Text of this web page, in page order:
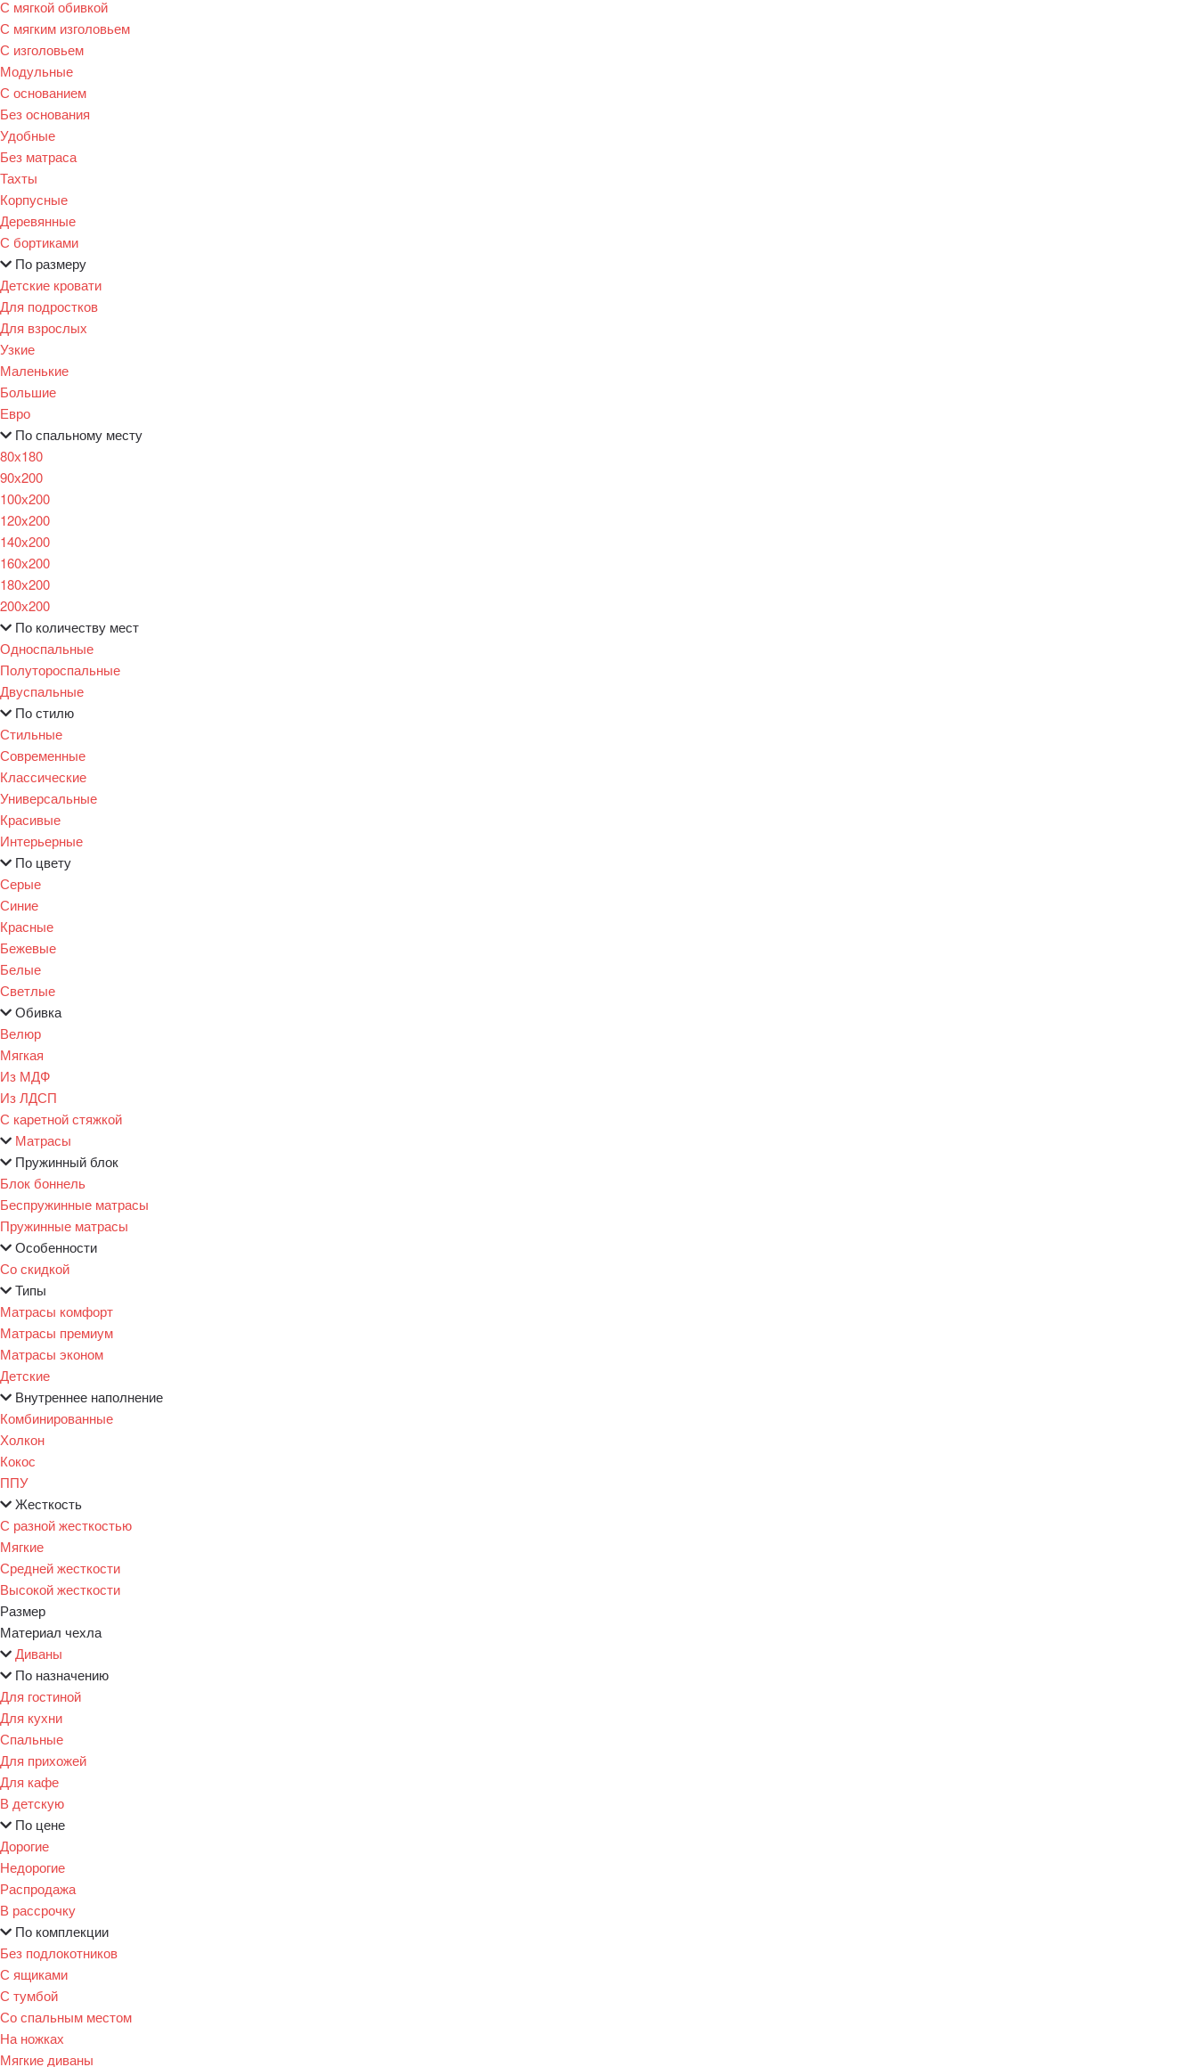
С мягкой обивкой
С мягким изголовьем
С изголовьем
Модульные
С основанием
Без основания
Удобные
Без матраса
Тахты
Корпусные
Деревянные
С бортиками
По размеру
Детские кровати
Для подростков
Для взрослых
Узкие
Маленькие
Большие
Евро
По спальному месту
80х180
90х200
100х200
120x200
140х200
160х200
180х200
200х200
По количеству мест
Односпальные
Полутороспальные
Двуспальные
По стилю
Стильные
Современные
Классические
Универсальные
Красивые
Интерьерные
По цвету
Серые
Синие
Красные
Бежевые
Белые
Светлые
Обивка
Велюр
Мягкая
Из МДФ
Из ЛДСП
С каретной стяжкой
Матрасы
Пружинный блок
Блок боннель
Беспружинные матрасы
Пружинные матрасы
Особенности
Со скидкой
Типы
Матрасы комфорт
Матрасы премиум
Матрасы эконом
Детские
Внутреннее наполнение
Комбинированные
Холкон
Кокос
ППУ
Жесткость
С разной жесткостью
Мягкие
Средней жесткости
Высокой жесткости
Размер
Материал чехла
Диваны
По назначению
Для гостиной
Для кухни
Спальные
Для прихожей
Для кафе
В детскую
По цене
Дорогие
Недорогие
Распродажа
В рассрочку
По комплекции
Без подлокотников
С ящиками
С тумбой
Со спальным местом
На ножках
Мягкие диваны